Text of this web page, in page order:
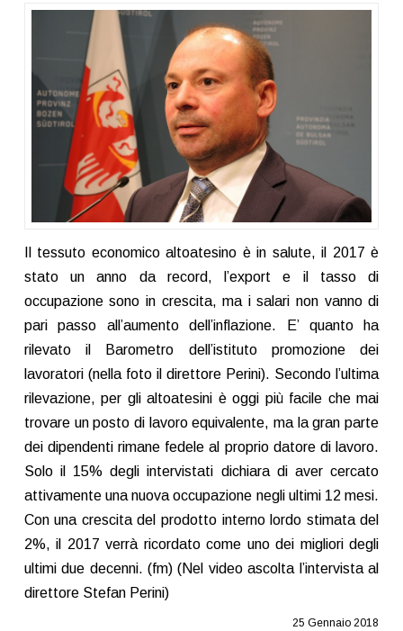
Il tessuto economico altoatesino è in salute, il 2017 è
stato un anno da record, l’export e il tasso di
occupazione sono in crescita, ma i salari non vanno di
pari passo all’aumento dell’inflazione. E’ quanto ha
rilevato il Barometro dell’istituto promozione dei
lavoratori (nella foto il direttore Perini). Secondo l’ultima
rilevazione, per gli altoatesini è oggi più facile che mai
trovare un posto di lavoro equivalente, ma la gran parte
dei dipendenti rimane fedele al proprio datore di lavoro.
Solo il 15% degli intervistati dichiara di aver cercato
attivamente una nuova occupazione negli ultimi 12 mesi.
Con una crescita del prodotto interno lordo stimata del
2%, il 2017 verrà ricordato come uno dei migliori degli
ultimi due decenni. (fm) (Nel video ascolta l’intervista al
direttore Stefan Perini)
25 Gennaio 2018